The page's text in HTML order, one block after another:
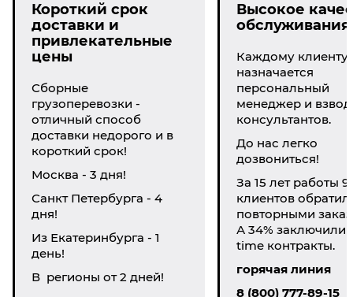
Короткий срок
доставки и
привлекательные
цены
Сборные
грузоперевозки -
отличный способ
доставки недорого и в
короткий срок!
Москва - 3 дня!
Санкт Петербурга - 4
дня!
Из Екатеринбурга - 1
день!
В регионы от 2 дней!
Высокое
обслуживания
Каждому клиенту
назначается
персональный
менеджер и взвод
консультантов.
До нас легко
дозвониться!
За 15 лет работы
клиентов
повторными
А 34% заключили
time контракты.
горячая линия
8 (800) 777-89-15